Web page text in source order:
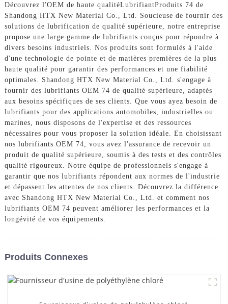
Découvrez l'OEM de haute qualitéLubrifiantProduits 74 de
Shandong HTX New Material Co., Ltd. Soucieuse de fournir des
solutions de lubrification de qualité supérieure, notre entreprise
propose une large gamme de lubrifiants conçus pour répondre à
divers besoins industriels. Nos produits sont formulés à l'aide
d'une technologie de pointe et de matières premières de la plus
haute qualité pour garantir des performances et une fiabilité
optimales. Shandong HTX New Material Co., Ltd. s'engage à
fournir des lubrifiants OEM 74 de qualité supérieure, adaptés
aux besoins spécifiques de ses clients. Que vous ayez besoin de
lubrifiants pour des applications automobiles, industrielles ou
marines, nous disposons de l'expertise et des ressources
nécessaires pour vous proposer la solution idéale. En choisissant
nos lubrifiants OEM 74, vous avez l'assurance de recevoir un
produit de qualité supérieure, soumis à des tests et des contrôles
qualité rigoureux. Notre équipe de professionnels s'engage à
garantir que nos lubrifiants répondent aux normes de l'industrie
et dépassent les attentes de nos clients. Découvrez la différence
avec Shandong HTX New Material Co., Ltd. et comment nos
lubrifiants OEM 74 peuvent améliorer les performances et la
longévité de vos équipements.
Produits Connexes